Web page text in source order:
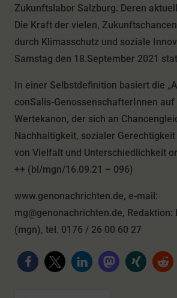
Zukunftslabor Salzburg. Deren
Die Kraft der vielen,
durch Klimasschutz und soziale
Samstag den 18.September 2021
In einer Selbstdefinition basiert die
conSalis-GenossenschafterInnen auf
Wertekanon, der sich an
Nachhaltigkeit, sozialer
von Vielfalt und Unterschiedlichkeit
++ (bl/mgn/16.09.21 – 096)
www.genonachrichten.de, e-mail:
mg@genonachrichten.de, Redaktion:
(mgn), tel. 0176 / 26 00 60 27